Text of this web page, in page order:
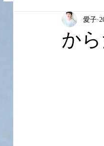
ピラティス１０の原
か
愛子